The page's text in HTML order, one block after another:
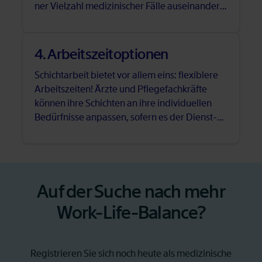
ner Viel­zahl me­di­zi­ni­scher Fäl­le aus­ein­an­der­
4. Ar­beits­zeit­op­tio­nen
Schicht­ar­beit bie­tet vor al­lem eins: fle­xi­ble­re
Ar­beits­zei­ten! Ärz­te und Pfle­ge­fach­kräf­te
kön­nen ihre Schich­ten an ihre in­di­vi­du­el­len
Be­dürf­nis­se an­pas­sen, so­fern es der Dienst­
Auf der Su­che nach mehr
Work-Life-Ba­lan­ce?
Re­gis­trie­ren Sie sich noch heu­te als me­di­zi­ni­sche